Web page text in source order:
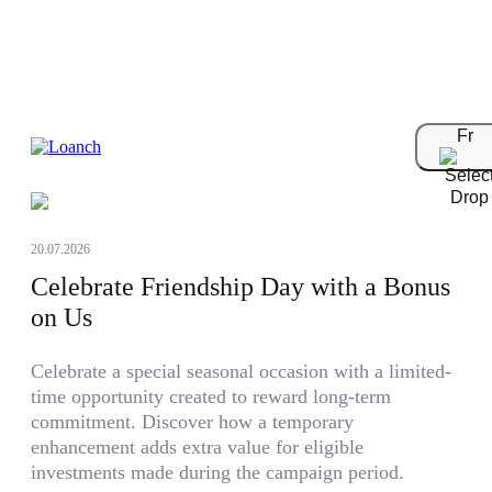
Fr
20.07.2026
Celebrate Friendship Day with a Bonus
on Us
Celebrate a special seasonal occasion with a limited-
time opportunity created to reward long-term
commitment. Discover how a temporary
enhancement adds extra value for eligible
investments made during the campaign period.